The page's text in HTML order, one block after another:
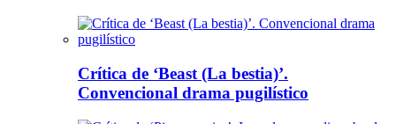
Crítica de ‘Beast (La bestia)’.
Convencional drama pugilístico